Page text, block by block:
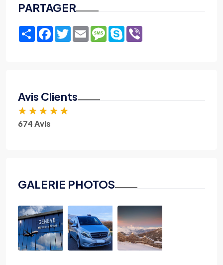
PARTAGER
ShareFacebook
TwitterEmailMessage
Skype
Avis Clients
★ ★ ★ ★ ★
674 Avis
GALERIE PHOTOS